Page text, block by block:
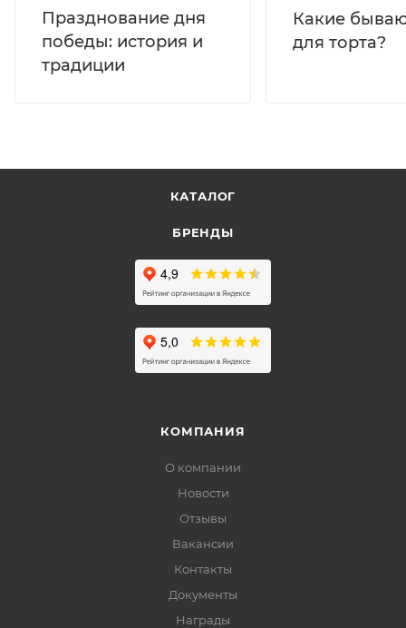
Празднование дня
победы: история и
традиции
Какие
для торта?
КАТАЛОГ
БРЕНДЫ
КОМПАНИЯ
О компании
Новости
Отзывы
Вакансии
Контакты
Документы
Награды